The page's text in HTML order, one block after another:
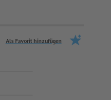
Als Favorit hinzufügen